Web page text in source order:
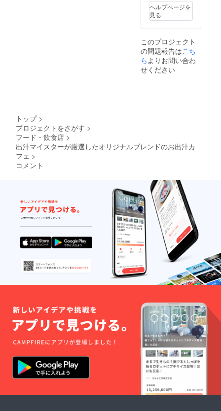
ヘルプページを
見る
このプロジェクト
の問題報告はこち
ら よりお問い合わ
せください
トップ >
プロジェクトをさがす >
フード・飲食店 >
出汁マイスターが厳選したオリジナルブレンドのお出汁カ
フェ >
コメント